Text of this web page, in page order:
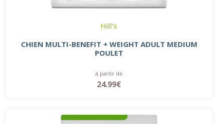
Hill's
CHIEN MULTI-BENEFIT + WEIGHT ADULT MEDIUM
POULET
à partir de
24.99€